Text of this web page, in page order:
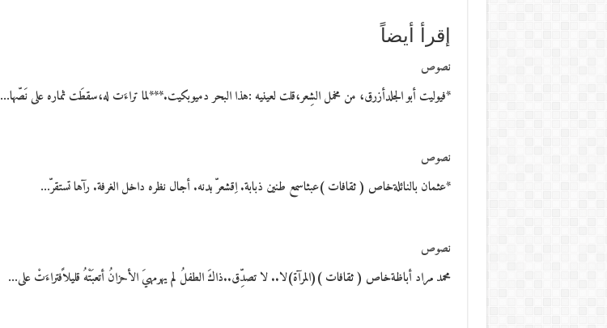
إقرأ أيضاً
نصوص
*فيوليت أبو الجلدأزرق، من مخمل الشِعر،قلت لعينيه :هذا البحر دميوبكيت.***لما تراءَت له،سقطَت ثماره على نَصّها…
نصوص
*عثمان بالنائلةخاص ( ثقافات )عبثاسمع طنين ذبابة. اِقشعرّ بدنه. أجال نظره داخل الغرفة. رآها تستقرّ…
نصوص
محمد مراد أباظةخاص ( ثقافات )(المرآة)لا.. لا تصدِّق..ذاكَ الطفلُ لم يهرمهيَ الأحزانُ أتعبَتْهُ قليلاًفتراءَتْ على…